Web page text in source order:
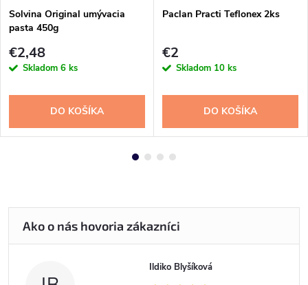
Solvina Original umývacia
pasta 450g
€2,48
Skladom 6 ks
DO KOŠÍKA
Paclan Practi Teflonex 2ks
€2
Skladom 10 ks
DO KOŠÍKA
Ildiko Blyšíková